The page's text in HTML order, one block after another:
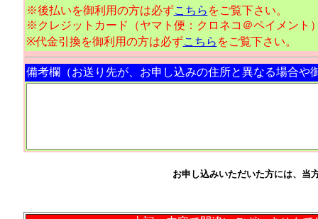
※後払いを御利用の方は必ずこちら をご覧下さい。
※クレジットカード（ヤマト便：クロネコ＠ペイメント
※代金引換を御利用の方は必ずこちら をご覧下さい。
備考欄（お送り先が、お申し込みの住所と異なる場合や
お申し込みいただいた方には、当